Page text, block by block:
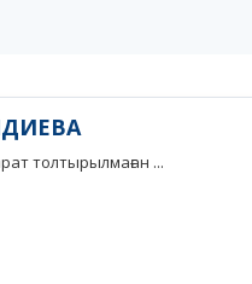
толтырылмаған ...